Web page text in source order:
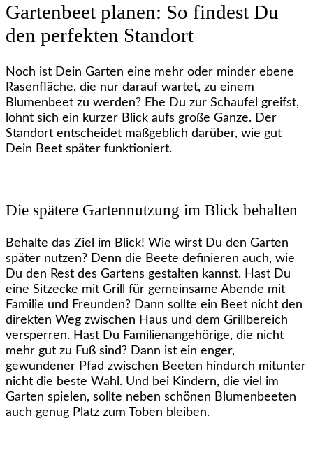
Gartenbeet planen: So findest Du
den perfekten Standort
Noch ist Dein Garten eine mehr oder minder ebene
Rasenfläche, die nur darauf wartet, zu einem
Blumenbeet zu werden? Ehe Du zur Schaufel greifst,
lohnt sich ein kurzer Blick aufs große Ganze. Der
Standort entscheidet maßgeblich darüber, wie gut
Dein Beet später funktioniert.
Die spätere Gartennutzung im Blick behalten
Behalte das Ziel im Blick! Wie wirst Du den Garten
später nutzen? Denn die Beete definieren auch, wie
Du den Rest des Gartens gestalten kannst. Hast Du
eine Sitzecke mit Grill für gemeinsame Abende mit
Familie und Freunden? Dann sollte ein Beet nicht den
direkten Weg zwischen Haus und dem Grillbereich
versperren. Hast Du Familienangehörige, die nicht
mehr gut zu Fuß sind? Dann ist ein enger,
gewundener Pfad zwischen Beeten hindurch mitunter
nicht die beste Wahl. Und bei Kindern, die viel im
Garten spielen, sollte neben schönen Blumenbeeten
auch genug Platz zum Toben bleiben.